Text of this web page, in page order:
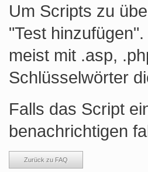
Um Scripts zu
"Test
meist mit .asp,
Schlüsselwörter
Falls das Script
benachrichtigen
Zurück zu FAQ